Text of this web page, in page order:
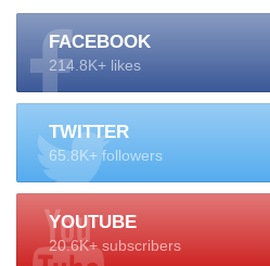
FACEBOOK
214.8K+ likes
TWITTER
65.8K+ followers
YOUTUBE
20.6K+ subscribers